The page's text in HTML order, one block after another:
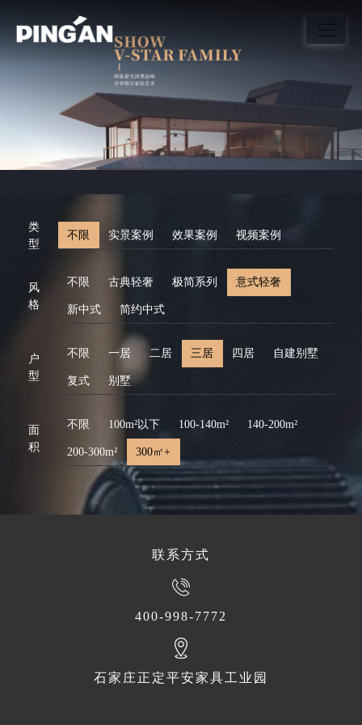
类
型
不限 实景案例 效果案例 视频案例
风
格
不限 古典轻奢 极简系列 意式轻奢
新中式 简约中式
户
型
不限 一居 二居 三居 四居 自建别墅
复式 别墅
面
积
不限 100m²以下 100-140m² 140-200m²
200-300m² 300㎡+
联系方式
400-998-7772
石家庄正定平安家具工业园